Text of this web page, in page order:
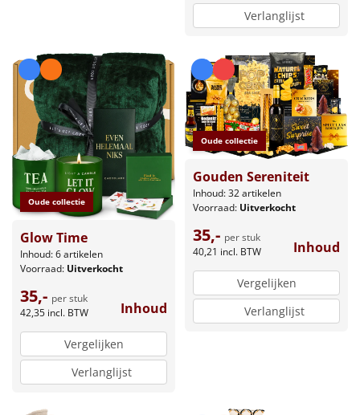
Verlanglijst
Oude collectie
Glow Time
Inhoud: 6 artikelen
Voorraad: Uitverkocht
35,- per stuk
42,35 incl. BTW Inhoud
Vergelijken
Verlanglijst
Oude collectie
Gouden Sereniteit
Inhoud: 32 artikelen
Voorraad: Uitverkocht
35,- per stuk
40,21 incl. BTW Inhoud
Vergelijken
Verlanglijst